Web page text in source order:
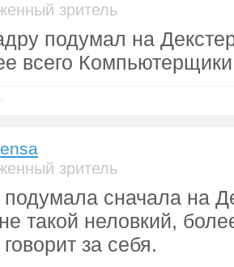
зритель
подумал на
всего Компьютерщики
зритель
сначала на
такой неловкий,
за себя.